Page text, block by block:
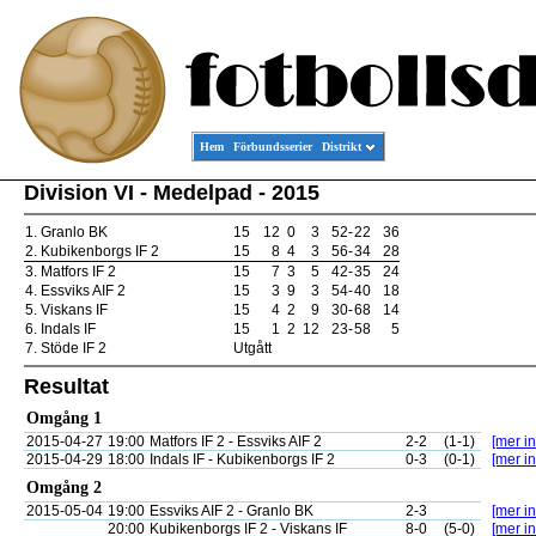
Hem Förbundsserier Distrikt
Division VI - Medelpad - 2015
1. Granlo BK 15 12 0 3 52-22
36
2. Kubikenborgs IF 2 15 8 4 3 56-34
28
3. Matfors IF 2 15 7 3 5 42-35
24
4. Essviks AIF 2 15 3 9 3 54-40
18
5. Viskans IF 15 4 2 9 30-68
14
6. Indals IF 15 1 2 12 23-58
5
7. Stöde IF 2 Utgått
Resultat
Omgång 1
2015-04-27 19:00 Matfors IF 2 - Essviks AIF 2 2-2 (1-1)
[mer
2015-04-29 18:00 Indals IF - Kubikenborgs IF 2 0-3 (0-1) [mer
Omgång 2
2015-05-04 19:00 Essviks AIF 2 - Granlo BK 2-3
[mer
20:00 Kubikenborgs IF 2 - Viskans IF 8-0 (5-0) [mer